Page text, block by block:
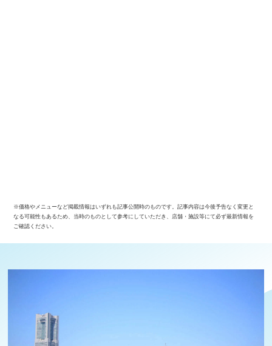
※価格やメニューなど掲載情報はいずれも記事公開時のものです。記事内容は今後予告なく変更と
なる可能性もあるため、当時のものとして参考にしていただき、店舗・施設等にて必ず最新情報を
ご確認ください。